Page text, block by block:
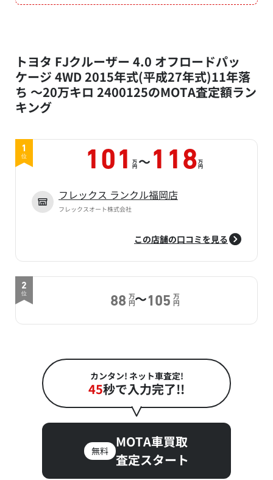
トヨタ FJクルーザー 4.0 オフロードパッ
ケージ 4WD 2015年式(平成27年式)11年落
ち ～20万キロ 2400125のMOTA査定額ラン
キング
1
位 101 万
円 ～ 118万
円
フレックス ランクル福岡店
フレックスオート株式会社
この店舗の口コミを見る
2
位
88 万
円～105 万
円
カンタン! ネット車査定!
45秒で入力完了!!
無料
MOTA車買取
査定スタート